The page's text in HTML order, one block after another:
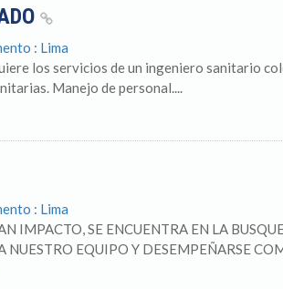
: Lima
los servicios de un ingeniero sanitario
Manejo de personal....
: Lima
IMPACTO, SE ENCUENTRA EN LA
NUESTRO EQUIPO Y DESEMPEÑARSE